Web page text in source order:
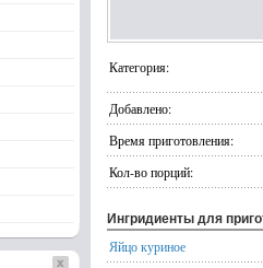
Категория:
Добавлено:
Время приготовления:
Кол-во порций:
Ингридиенты для
Яйцо куриное